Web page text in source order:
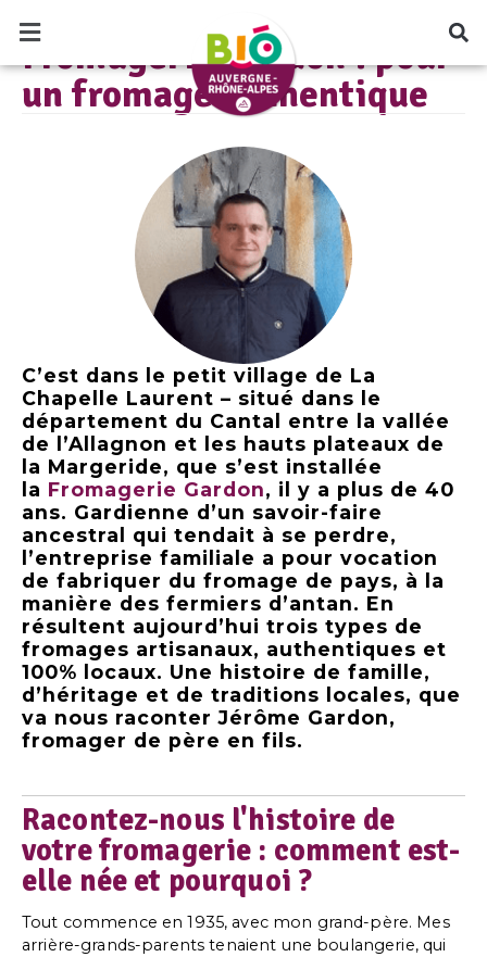
LE BLOG BIO AUVERGNE RHÔNE-ALPES
Fromagerie Gardon : pour
un fromage authentique
C’est dans le petit village de La
Chapelle Laurent – situé dans le
département du Cantal entre la vallée
de l’Allagnon et les hauts plateaux de
la Margeride, que s’est installée
la Fromagerie Gardon, il y a plus de 40
ans. Gardienne d’un savoir-faire
ancestral qui tendait à se perdre,
l’entreprise familiale a pour vocation
de fabriquer du fromage de pays, à la
manière des fermiers d’antan. En
résultent aujourd’hui trois types de
fromages artisanaux, authentiques et
100% locaux. Une histoire de famille,
d’héritage et de traditions locales, que
va nous raconter Jérôme Gardon,
fromager de père en fils.
Racontez-nous l'histoire de
votre fromagerie : comment est-
elle née et pourquoi ?
Tout commence en 1935, avec mon grand-père. Mes
arrière-grands-parents tenaient une boulangerie, qui